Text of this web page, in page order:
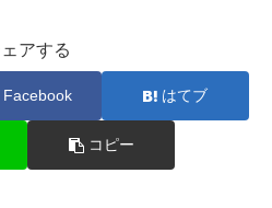
アする
Facebook はてブ
コピー